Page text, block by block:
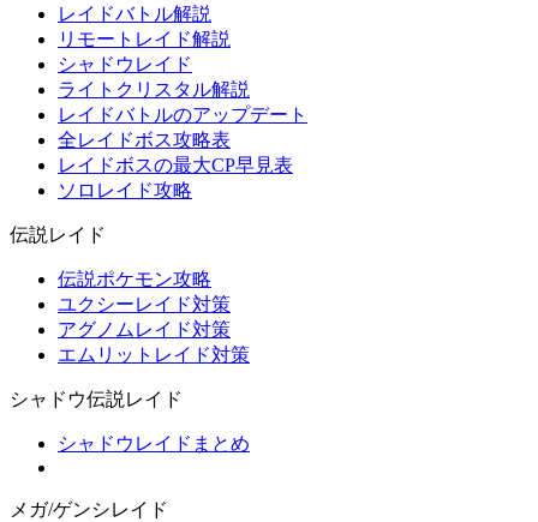
レイドバトル解説
リモートレイド解説
シャドウレイド
ライトクリスタル解説
レイドバトルのアップデート
全レイドボス攻略表
レイドボスの最大CP早見表
ソロレイド攻略
伝説レイド
伝説ポケモン攻略
ユクシーレイド対策
アグノムレイド対策
エムリットレイド対策
シャドウ伝説レイド
シャドウレイドまとめ
メガ/ゲンシレイド